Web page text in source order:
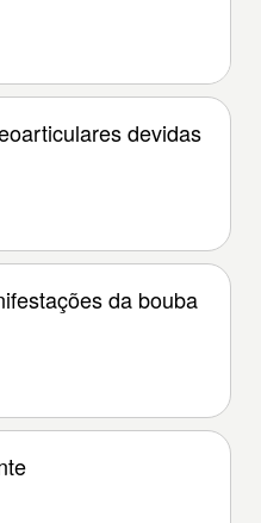
devidas
da bouba